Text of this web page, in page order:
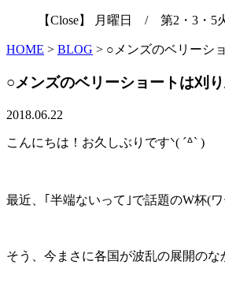
【Close】 月曜日 / 第2・3・5
HOME > BLOG > ○メンズのベリーシ
○メンズのベリーショートは刈
2018.06.22
こんにちは！お久しぶりですᐠ( ´ᐞ` )
最近、｢半端ないって｣で話題のW杯(
そう、今まさに各国が波乱の展開の